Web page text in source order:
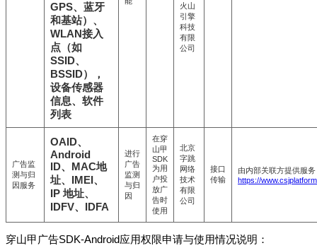
GPS、蓝牙
和基站）、
WLAN接入
点（如
SSID、
BSSID），
设备传感器
信息、软件
列表
火山
引擎
科技
有限
公司
广告监
测与归
因服务
OAID、
Android
ID、MAC地
址、IMEI、
IP 地址、
IDFV、IDFA
进行
广告
监测
与归
因
在穿
山甲
SDK
为用
户投
放广
告时
使用
北京
字跳
网络
技术
有限
公司
接口
传输
由内部关联方提供服
https://
穿山甲广告SDK-Android应用权限申请与使用情况说明：